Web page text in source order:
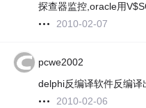
探查器监控,oracle用
2010-02-07
pcwe2002
delphi反编译软件反编
2010-02-06